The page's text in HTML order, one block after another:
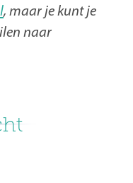
, maar je kunt je
naar